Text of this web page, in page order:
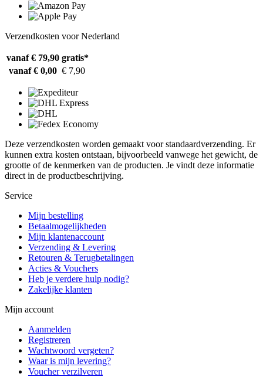
Verzendkosten voor Nederland
vanaf € 79,90 gratis*
vanaf € 0,00 € 7,90
Deze verzendkosten worden gemaakt voor standaardverzending. Er
kunnen extra kosten ontstaan, bijvoorbeeld vanwege het gewicht, de
grootte of de kenmerken van de producten. Je vindt deze informatie
direct in de productbeschrijving.
Service
Mijn bestelling
Betaalmogelijkheden
Mijn klantenaccount
Verzending & Levering
Retouren & Terugbetalingen
Acties & Vouchers
Heb je verdere hulp nodig?
Zakelijke klanten
Mijn account
Aanmelden
Registreren
Wachtwoord vergeten?
Waar is mijn levering?
Voucher verzilveren